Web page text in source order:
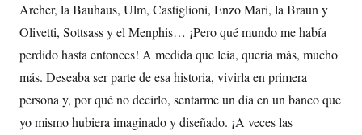
Archer, la Bauhaus, Ulm, Castiglioni, Enzo Mari, la Braun y
Olivetti, Sottsass y el Menphis… ¡Pero qué mundo me había
perdido hasta entonces! A medida que leía, quería más, mucho
más. Deseaba ser parte de esa historia, vivirla en primera
persona y, por qué no decirlo, sentarme un día en un banco que
yo mismo hubiera imaginado y diseñado. ¡A veces las